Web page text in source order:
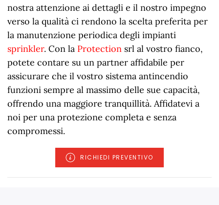
nostra attenzione ai dettagli e il nostro impegno
verso la qualità ci rendono la scelta preferita per
la manutenzione periodica degli impianti
sprinkler. Con la Protection srl al vostro fianco,
potete contare su un partner affidabile per
assicurare che il vostro sistema antincendio
funzioni sempre al massimo delle sue capacità,
offrendo una maggiore tranquillità. Affidatevi a
noi per una protezione completa e senza
compromessi.
RICHIEDI PREVENTIVO